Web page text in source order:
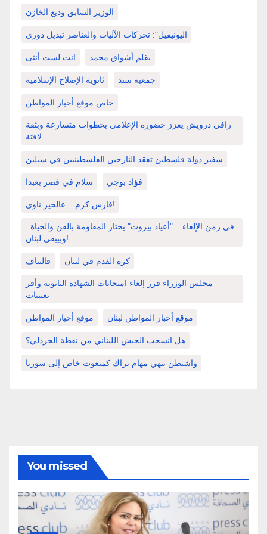
الوزير السابق وديع الخازن
اليونيفيل": تحركات الآليات والعناصر تبديل دوري
انت لست أنثى بقلم أشواق محمد
ثانوية الإصلاح الإسلامية جمعية سند
خاص موقع أخبار المواطن
رافي درويش يعزز حضوره الإعلامي بخطوات متسارعة وبثقة
لافتة
سفير دولة فلسطين تفقد النازحين الفلسطينيين في سبلين
سلام في قصر بعبدا فؤاد بوجي
فارس كرم .. عالخير ناوي!
في زمن الإلغاء... "أعياد بيروت" يختار المقاومة بالفن والحياة..
وبيبقى لبنان!
قاليباف كرة القدم في لبنان
مجلس الوزراء قرر إلغاء امتحانات الشهادة الثانوية وأقر
تعيينات
موقع أخبار المواطن موقع أخبار المواطن لبنان
هل انسحب الجيش اللبناني من نقطة الخردلي؟
واشنطن تنهي مهام براك كمبعوث خاص إلى سوريا
You missed